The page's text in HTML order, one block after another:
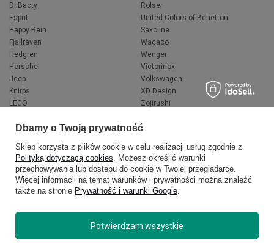
Dr.Bacty
Esprit
Happy Rain
Fjallraven
Hedgren
Herschel
Jeep
Knirps
LEGO
National Geographic
Rolser
United Colors of Benetton
Saxoline
Wacaco
Wenger
Victorinox
Volkswagen
XD Design
Zojirushi
VANS
Dbamy o Twoją prywatność
Sklep korzysta z plików cookie w celu realizacji usług zgodnie z
Polityką dotyczącą cookies. Możesz określić warunki
przechowywania lub dostępu do cookie w Twojej przeglądarce.
Więcej informacji na temat warunków i prywatności można znaleźć
także na stronie Prywatność i warunki Google.
Potwierdzam wszystkie